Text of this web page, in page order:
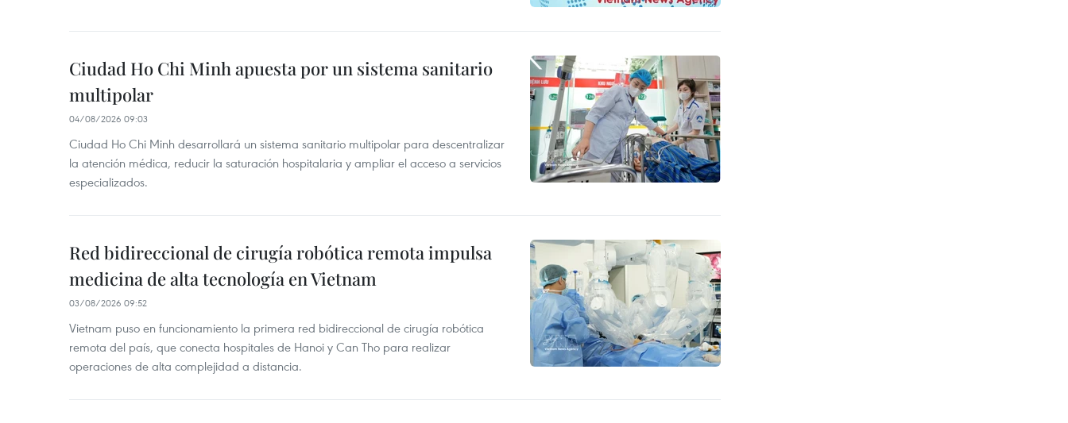
Ciudad Ho Chi Minh apuesta por un sistema sanitario
multipolar
04/08/2026 09:03
Ciudad Ho Chi Minh desarrollará un sistema sanitario multipolar para descentralizar
la atención médica, reducir la saturación hospitalaria y ampliar el acceso a servicios
especializados.
Red bidireccional de cirugía robótica remota impulsa
medicina de alta tecnología en Vietnam
03/08/2026 09:52
Vietnam puso en funcionamiento la primera red bidireccional de cirugía robótica
remota del país, que conecta hospitales de Hanoi y Can Tho para realizar
operaciones de alta complejidad a distancia.